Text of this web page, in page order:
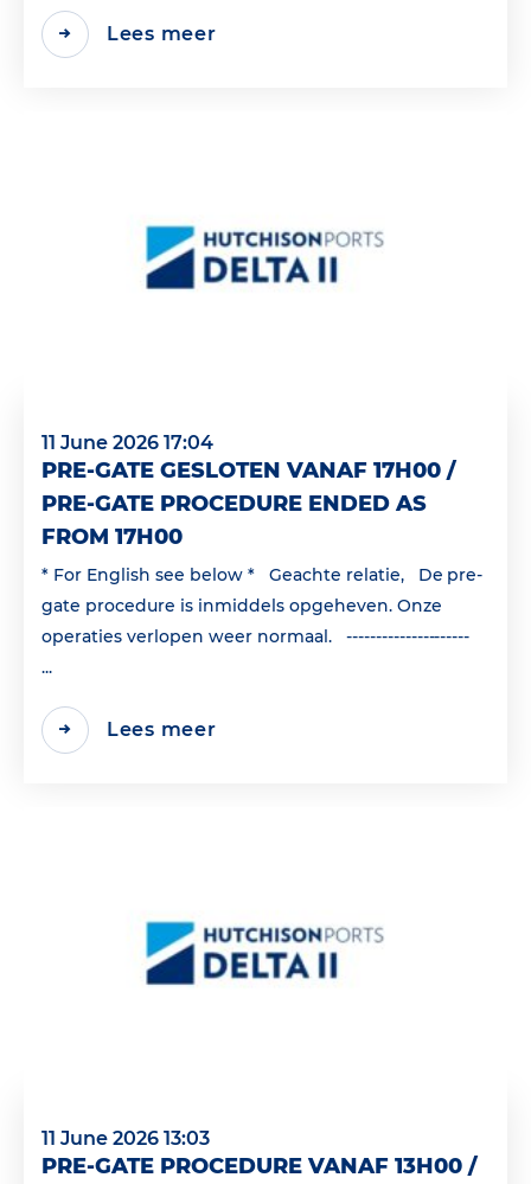
Lees meer
11 June 2026 17:04
PRE-GATE GESLOTEN VANAF 17H00 /
PRE-GATE PROCEDURE ENDED AS
FROM 17H00
* For English see below * Geachte relatie, De pre-
gate procedure is inmiddels opgeheven. Onze
operaties verlopen weer normaal. ---------------------
...
Lees meer
11 June 2026 13:03
PRE-GATE PROCEDURE VANAF 13H00 /